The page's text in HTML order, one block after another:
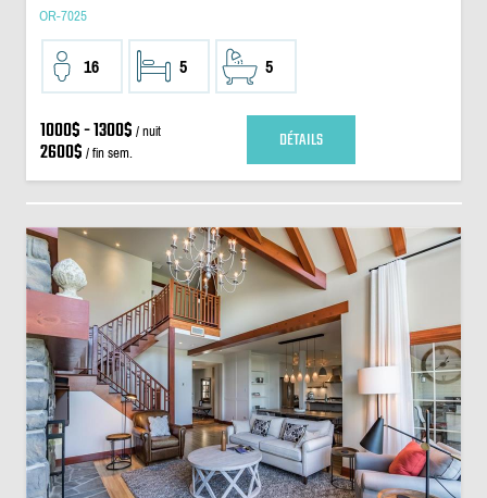
OR-7025
16 5 5
1000$ - 1300$ / nuit
2600$ / fin sem. DÉTAILS